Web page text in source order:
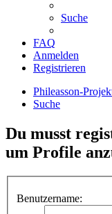
Suche
FAQ
Anmelden
Registrieren
Phileasson-
Suche
Du musst
um Profile
Benutzername: